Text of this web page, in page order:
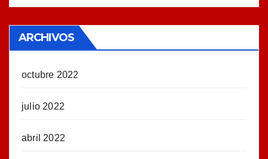
ARCHIVOS
octubre 2022
julio 2022
abril 2022